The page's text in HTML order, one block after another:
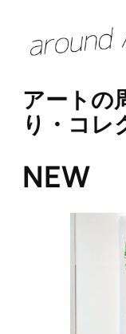
アートの
り・コレ
NEW